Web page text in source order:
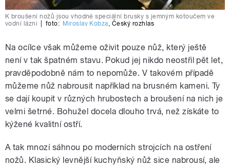
K broušení nožů jsou vhodné speciální brusky s jemným kotoučem ve
vodní lázni
foto: Miroslav Kobza, Český rozhlas
Na ocílce však můžeme oživit pouze nůž, který ještě
není v tak špatném stavu. Pokud jej nikdo neostřil pět let,
pravděpodobně nám to nepomůže. V takovém případě
můžeme nůž nabrousit například na brusném kameni. Ty
se dají koupit v různých hrubostech a broušení na nich je
velmi šetrné. Bohužel docela dlouho trvá, než získáte to
kýžené kvalitní ostří.
A tak mnozí sáhnou po moderních strojcích na ostření
nožů. Klasický levnější kuchyňský nůž sice nabrousí, ale